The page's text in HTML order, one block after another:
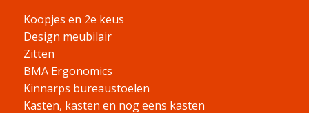
Koopjes en 2e keus
Design meubilair
Zitten
BMA Ergonomics
Kinnarps bureaustoelen
Kasten, kasten en nog eens kasten